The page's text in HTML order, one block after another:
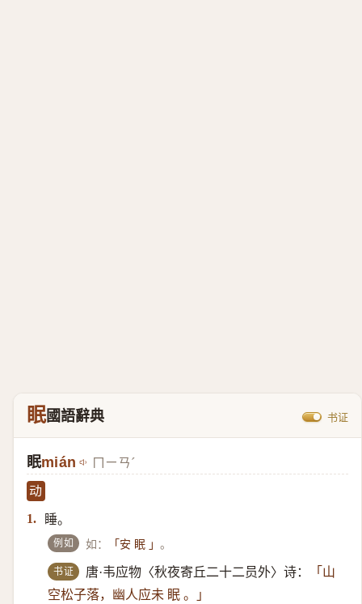
眠國語辭典 书证
眠mián ㄇㄧㄢˊ
动
1.
睡。
例如 如： 「安 眠 」。
书证 唐·韦应物〈秋夜寄丘二十二员外〉诗：
「山
空松子落，幽人应未 眠 。」